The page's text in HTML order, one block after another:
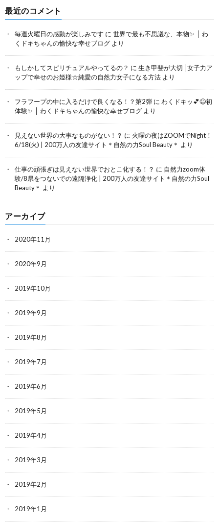
最近のコメント
毎週火曜日の感動が楽しみです に 世界で最も不思議な、本物✨ │ わ
くドキちゃんの愉快な幸せブログ より
もしかしてスピリチュアルやってるの？ に 生き甲斐が大切│女子力ア
ップで幸せのお姫様☆純愛の自然力女子になる方法 より
フラフープの中に入るだけで良くなる！？第2弾 に わくドキッ💕😆初
体験✨ │ わくドキちゃんの愉快な幸せブログ より
見えない世界の大事なものがない！？ に 火曜の夜はZOOMでNight！
6/18(火) | 200万人の友達サイト＊自然の力Soul Beauty＊ より
仕事の頑張ぎは見えない世界でおとこ化する！？ に 自然力zoom体
験/8県をつないでの遠隔浄化 | 200万人の友達サイト＊自然の力Soul
Beauty＊ より
アーカイブ
2020年11月
2020年9月
2019年10月
2019年9月
2019年8月
2019年7月
2019年6月
2019年5月
2019年4月
2019年3月
2019年2月
2019年1月